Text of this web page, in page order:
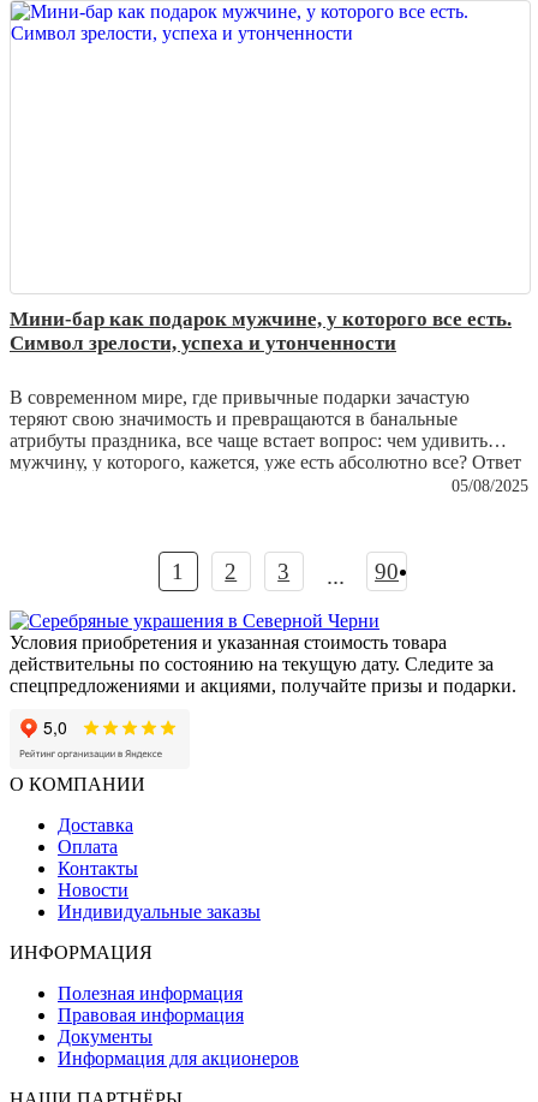
Сегодня мы расскажем о семи серебряных предметах, которые
из простой вещи превращаются в настоящую семейную
Мини-бар как подарок мужчине, у которого все есть.
Символ зрелости, успеха и утонченности
В современном мире, где привычные подарки зачастую
теряют свою значимость и превращаются в банальные
атрибуты праздника, все чаще встает вопрос: чем удивить
мужчину, у которого, кажется, уже есть абсолютно все? Ответ
кроется не в практичности и не в сиюминутной выгоде, а в
внимания, а предмет, который станет выражением уважения,
признания и тонкого вкуса. Именно поэтому мини-бар из
благородных материалов — это больше, чем подарок. Это
знак зрелости, успеха и внутреннего достоинства.
05/08/2025
1 2 3 ... 90
Условия приобретения и указанная стоимость товара
действительны по состоянию на текущую дату. Следите за
спецпредложениями и акциями, получайте призы и подарки.
О КОМПАНИИ
Доставка
Оплата
Контакты
Новости
Индивидуальные заказы
ИНФОРМАЦИЯ
Полезная информация
Правовая информация
Документы
Информация для акционеров